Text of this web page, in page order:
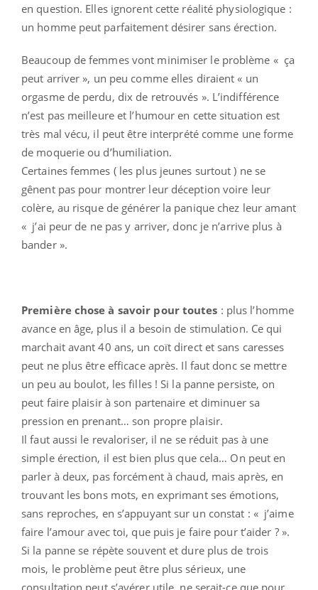
en question. Elles ignorent cette réalité physiologique :
un homme peut parfaitement désirer sans érection.
Beaucoup de femmes vont minimiser le problème « ça
peut arriver », un peu comme elles diraient « un
orgasme de perdu, dix de retrouvés ». L’indifférence
n’est pas meilleure et l’humour en cette situation est
très mal vécu, il peut être interprété comme une forme
de moquerie ou d’humiliation.
Certaines femmes ( les plus jeunes surtout ) ne se
gênent pas pour montrer leur déception voire leur
colère, au risque de générer la panique chez leur amant
« j’ai peur de ne pas y arriver, donc je n’arrive plus à
bander ».
Première chose à savoir pour toutes : plus l’homme
avance en âge, plus il a besoin de stimulation. Ce qui
marchait avant 40 ans, un coït direct et sans caresses
peut ne plus être efficace après. Il faut donc se mettre
un peu au boulot, les filles ! Si la panne persiste, on
peut faire plaisir à son partenaire et diminuer sa
pression en prenant… son propre plaisir.
Il faut aussi le revaloriser, il ne se réduit pas à une
simple érection, il est bien plus que cela… On peut en
parler à deux, pas forcément à chaud, mais après, en
trouvant les bons mots, en exprimant ses émotions,
sans reproches, en s’appuyant sur un constat : « j’aime
faire l’amour avec toi, que puis je faire pour t’aider ? ».
Si la panne se répète souvent et dure plus de trois
mois, le problème peut être plus sérieux, une
consultation peut s’avérer utile, ne serait-ce que pour